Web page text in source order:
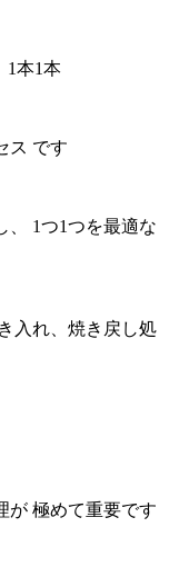
1本1本
ス です
、 1つ1つを最適な
入れ、焼き戻し処
が 極めて重要です